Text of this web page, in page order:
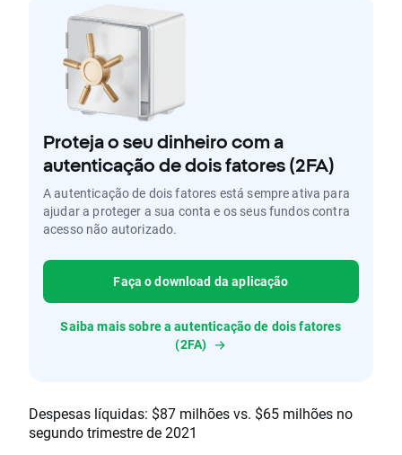
Proteja o seu dinheiro com a
autenticação de dois fatores (2FA)
A autenticação de dois fatores está sempre ativa para
ajudar a proteger a sua conta e os seus fundos contra
acesso não autorizado.
Faça o download da aplicação
Saiba mais sobre a autenticação de dois fatores
(2FA)
Despesas líquidas: $87 milhões vs. $65 milhões no
segundo trimestre de 2021